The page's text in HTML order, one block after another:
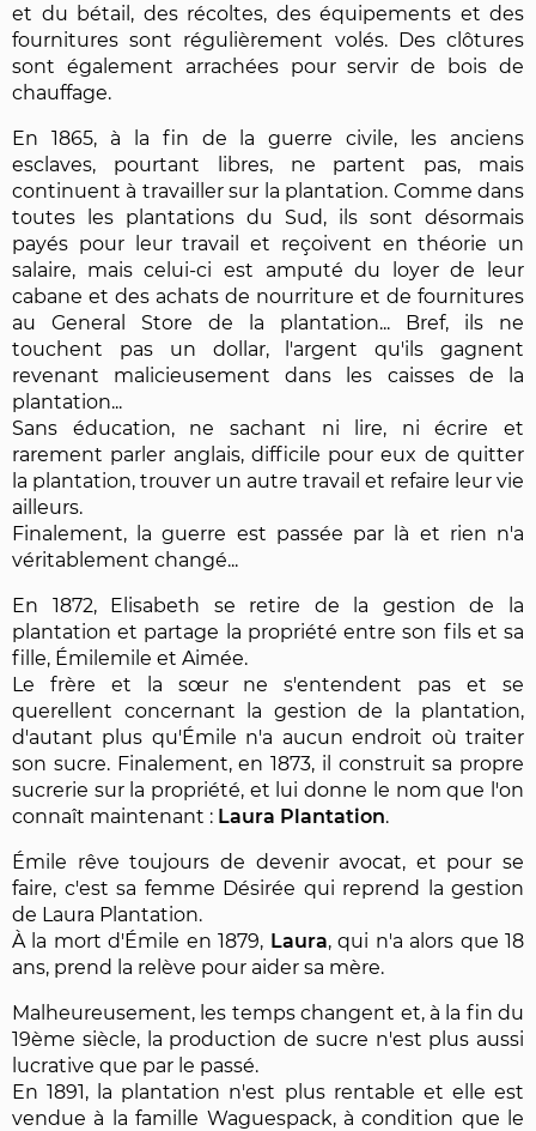
et du bétail, des récoltes, des équipements et des
fournitures sont régulièrement volés. Des clôtures
sont également arrachées pour servir de bois de
chauffage.
En 1865, à la fin de la guerre civile, les anciens
esclaves, pourtant libres, ne partent pas, mais
continuent à travailler sur la plantation. Comme dans
toutes les plantations du Sud, ils sont désormais
payés pour leur travail et reçoivent en théorie un
salaire, mais celui-ci est amputé du loyer de leur
cabane et des achats de nourriture et de fournitures
au General Store de la plantation... Bref, ils ne
touchent pas un dollar, l'argent qu'ils gagnent
revenant malicieusement dans les caisses de la
plantation...
Sans éducation, ne sachant ni lire, ni écrire et
rarement parler anglais, difficile pour eux de quitter
la plantation, trouver un autre travail et refaire leur vie
ailleurs.
Finalement, la guerre est passée par là et rien n'a
véritablement changé...
En 1872, Elisabeth se retire de la gestion de la
plantation et partage la propriété entre son fils et sa
fille, Émilemile et Aimée.
Le frère et la sœur ne s'entendent pas et se
querellent concernant la gestion de la plantation,
d'autant plus qu'Émile n'a aucun endroit où traiter
son sucre. Finalement, en 1873, il construit sa propre
sucrerie sur la propriété, et lui donne le nom que l'on
connaît maintenant : Laura Plantation.
Émile rêve toujours de devenir avocat, et pour se
faire, c'est sa femme Désirée qui reprend la gestion
de Laura Plantation.
À la mort d'Émile en 1879, Laura, qui n'a alors que 18
ans, prend la relève pour aider sa mère.
Malheureusement, les temps changent et, à la fin du
19ème siècle, la production de sucre n'est plus aussi
lucrative que par le passé.
En 1891, la plantation n'est plus rentable et elle est
vendue à la famille Waguespack, à condition que le